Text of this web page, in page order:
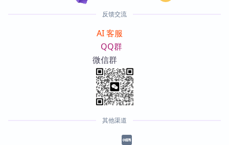
反馈交流
AI 客服
QQ群
微信群
其他渠道